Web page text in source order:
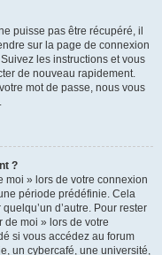
puisse pas être récupéré, il
sur la page de connexion
les instructions et vous
de nouveau rapidement.
mot de passe, nous vous
?
moi » lors de votre connexion
période prédéfinie. Cela
d’autre. Pour rester
de moi » lors de votre
si vous accédez au forum
un cybercafé, une université,